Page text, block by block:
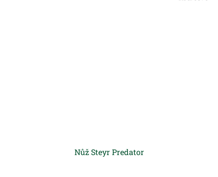
Nůž Steyr Predator